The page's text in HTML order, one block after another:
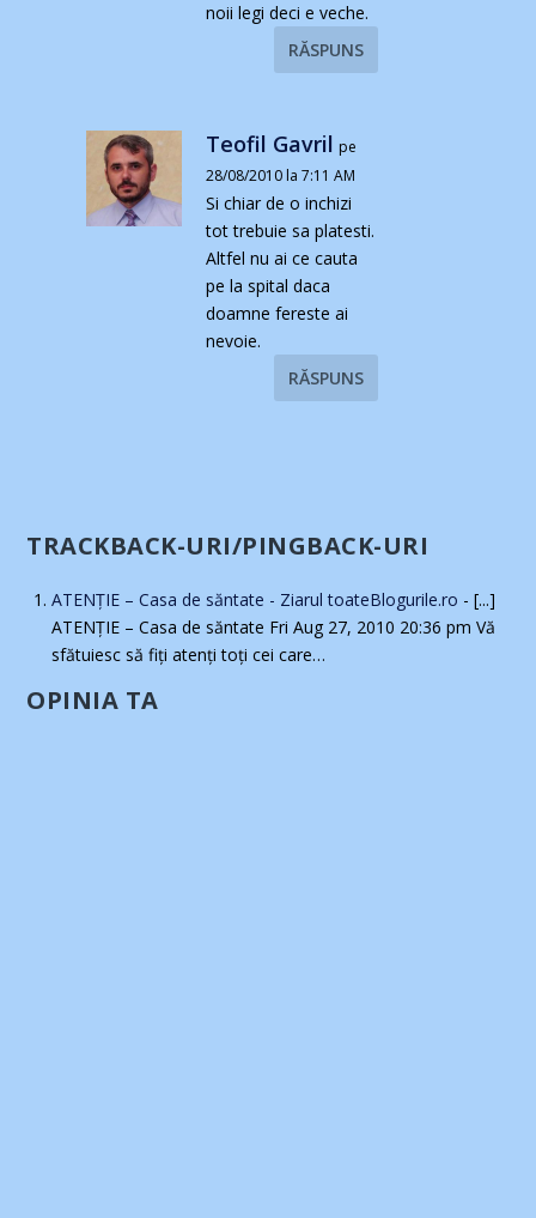
noii legi deci e veche.
RĂSPUNS
Teofil Gavril pe
28/08/2010 la 7:11 AM
Si chiar de o inchizi
tot trebuie sa platesti.
Altfel nu ai ce cauta
pe la spital daca
doamne fereste ai
nevoie.
RĂSPUNS
TRACKBACK-URI/PINGBACK-URI
ATENŢIE – Casa de săntate - Ziarul toateBlogurile.ro - [...]
ATENŢIE – Casa de săntate Fri Aug 27, 2010 20:36 pm Vă
sfătuiesc să fiţi atenţi toţi cei care…
OPINIA TA